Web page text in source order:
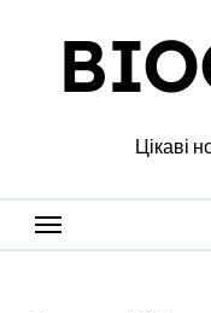
Цікаві